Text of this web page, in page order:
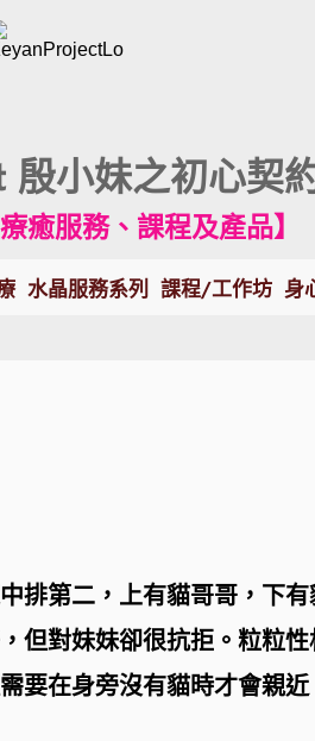
小妹之初心契
癒服務、課程及產品】
水晶服務系列 課程/工作坊 身
排第二，上有貓哥哥，下有
但對妹妹卻很抗拒。粒粒
要在身旁沒有貓時才會親